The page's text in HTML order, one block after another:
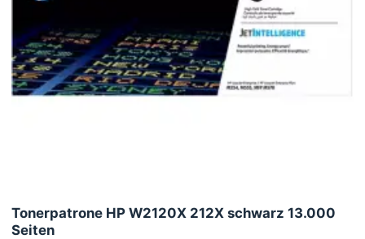
Tonerpatrone HP W2120X 212X schwarz 13.000
Seiten